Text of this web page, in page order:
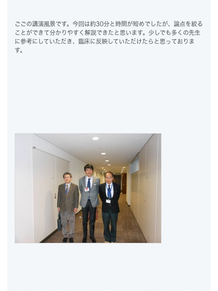
ごごの講演風景です。今回は約30分と時間が短めでしたが、論点を絞る
ことができて分かりやすく解説できたと思います。少しでも多くの先生
に参考にしていただき、臨床に反映していただけたらと思っておりま
す。